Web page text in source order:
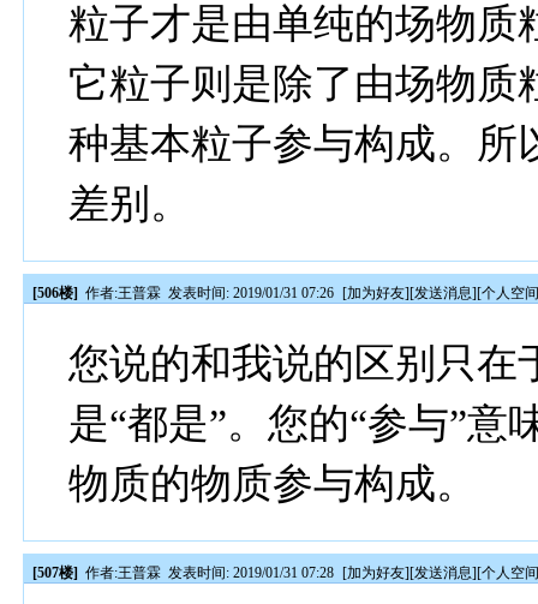
粒子才是由单纯的场物质
它粒子则是除了由场物质
种基本粒子参与构成。所
差别。
[506楼] 作者:王普霖 发表时间: 2019/01/31 07:26 [加为好友][发送消息][个人空
您说的和我说的区别只在
是“都是”。您的“参与”
物质的物质参与构成。
[507楼] 作者:王普霖 发表时间: 2019/01/31 07:28 [加为好友][发送消息][个人空